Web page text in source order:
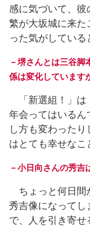
感に気づいて、彼
繁が大坂城に来た
った気がしている
－堺さんとは三谷
係は変化しています
「新選組！」は
年会ってはいるん
し方も変わった
はとても幸せなこ
－小日向さんの秀吉
ちょっと何日間
秀吉像になってし
で、人を引き寄せ